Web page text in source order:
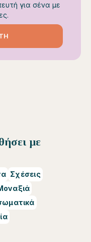
για σένα με
με
Σχέσεις